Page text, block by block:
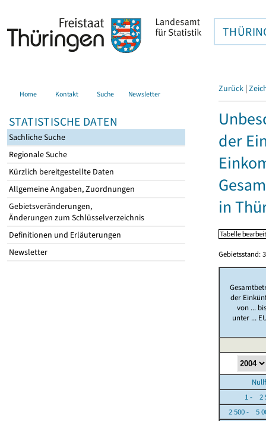
Home Kontakt Suche Newsletter
STATISTISCHE DATEN
Sachliche Suche
Regionale Suche
Kürzlich bereitgestellte Daten
Allgemeine Angaben, Zuordnungen
Gebietsveränderungen,
Änderungen zum Schlüsselverzeichnis
Definitionen und Erläuterungen
Newsletter
Zurück |
der
in
Gebietsstand:
der
von ...
unter ...
1 - 2
2 500 - 5